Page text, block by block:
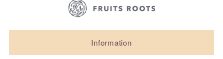
Information